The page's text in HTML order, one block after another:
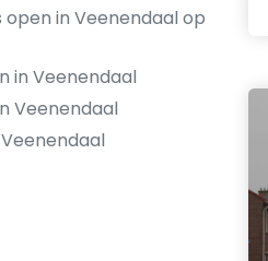
open in Veenendaal op
in Veenendaal
Veenendaal